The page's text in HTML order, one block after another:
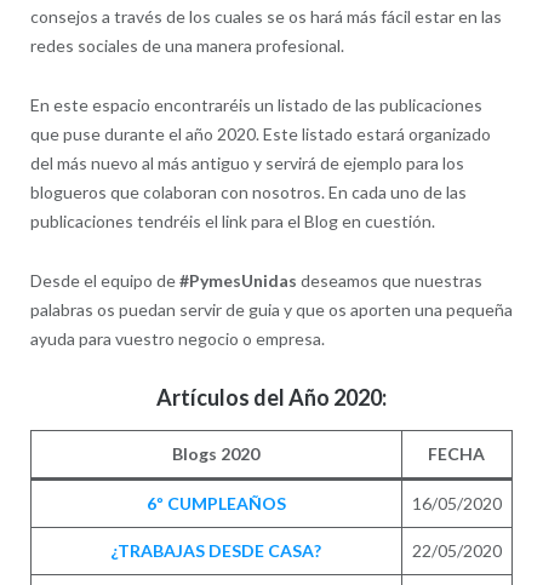
consejos a través de los cuales se os hará más fácil estar en las
redes sociales de una manera profesional.
En este espacio encontraréis un listado de las publicaciones
que puse durante el año 2020. Este listado estará organizado
del más nuevo al más antiguo y servirá de ejemplo para los
blogueros que colaboran con nosotros. En cada uno de las
publicaciones tendréis el link para el Blog en cuestión.
Desde el equipo de#PymesUnidas deseamos que nuestras
palabras os puedan servir de guia y que os aporten una pequeña
ayuda para vuestro negocio o empresa.
Artículos del Año 2020:
Blogs 2020 FECHA
6º CUMPLEAÑOS 16/05/2020
¿TRABAJAS DESDE CASA? 22/05/2020